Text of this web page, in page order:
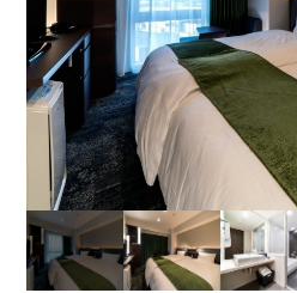
엑스트라 베드
엑스트라 베드 설치 (불가) / 베
함께 자는 자녀분은 1인까지 가
일반적인 객실 설비 · 용품